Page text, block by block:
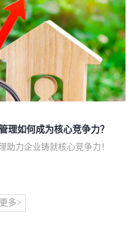
理如何成为核心竞争力？
助力企业铸就核心竞争力！
多>